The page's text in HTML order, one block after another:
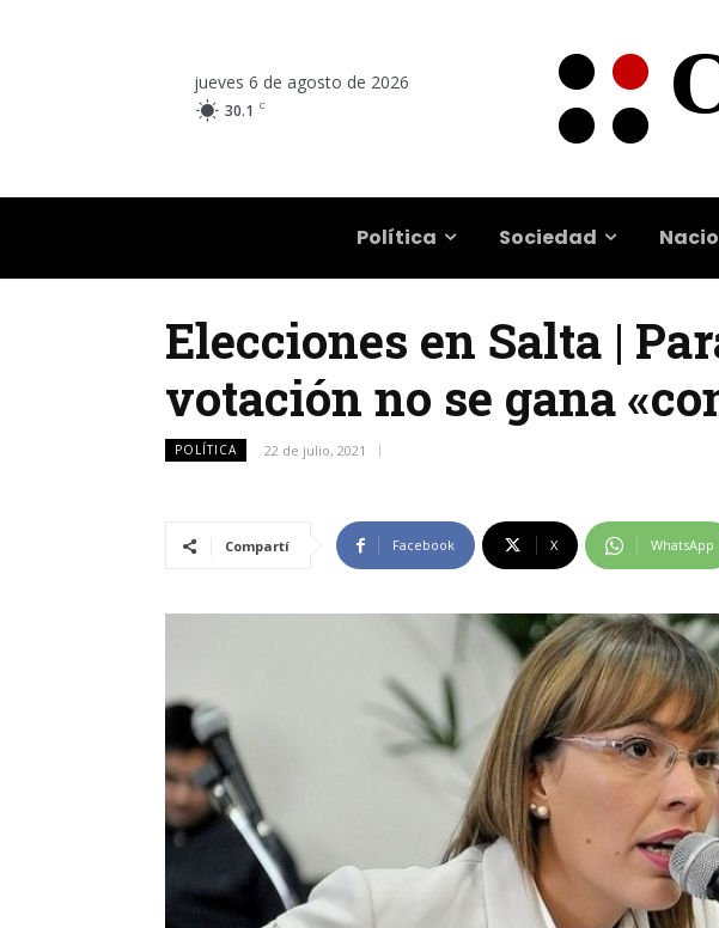
jueves 6 de agosto de 2026
30.1 C
Política Sociedad
Elecciones en Salta |
votación no se gana
POLÍTICA 22 de julio, 2021
Compartí Facebook X WhatsApp